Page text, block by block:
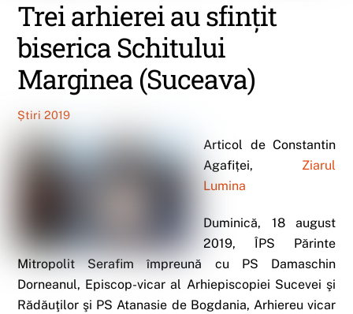
Trei arhierei au sfinţit
biserica Schitului
Marginea (Suceava)
Știri 2019
Articol de Constantin
Agafiței, Ziarul
Lumina
Duminică, 18 august
2019, ÎPS Părinte
Mitropolit Serafim împreună cu PS Damaschin
Dorneanul, Episcop-vicar al Arhiepiscopiei Sucevei şi
Rădăuţilor şi PS Atanasie de Bogdania, Arhiereu vicar